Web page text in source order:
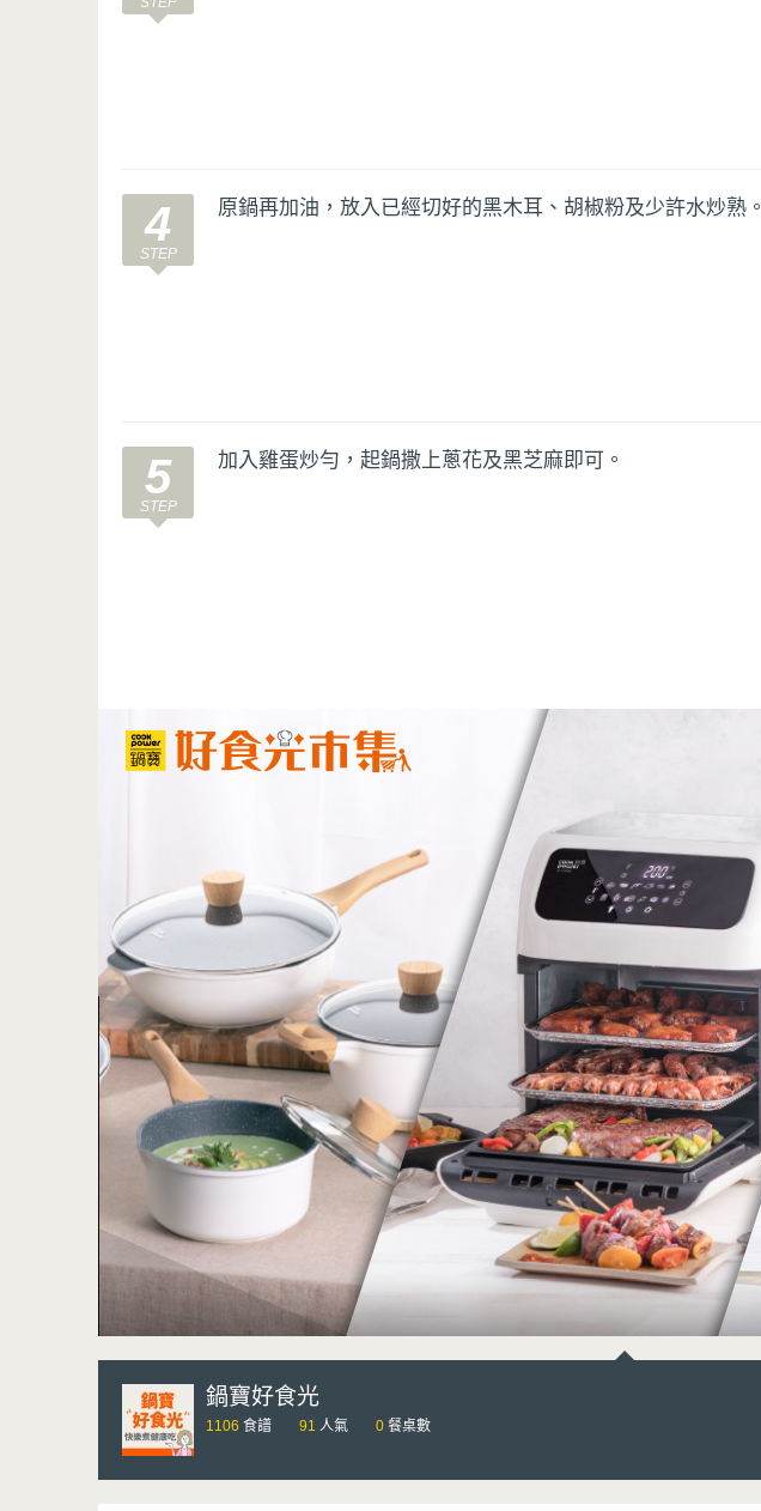
4 原鍋再加油，放入已經切好的黑木耳、胡椒粉及少許水炒熟。
5 加入雞蛋炒勻，起鍋撒上蔥花及黑芝麻即可。
鍋寶好食光
1106 食譜 91 人氣 0 餐桌數